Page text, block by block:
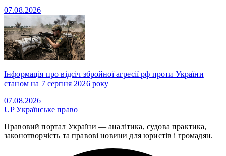
07.08.2026
Інформація про відсіч збройної агресії рф проти України
станом на 7 серпня 2026 року
07.08.2026
UPУкраїнське право
Правовий портал України — аналітика, судова практика,
законотворчість та правові новини для юристів і громадян.